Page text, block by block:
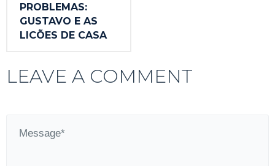
PROBLEMAS:
GUSTAVO E AS
LIÇÕES DE CASA
LEAVE A COMMENT